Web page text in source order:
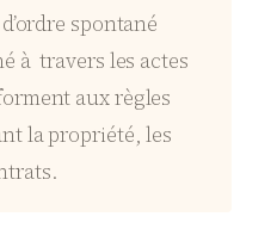
spontané
à travers les actes
aux règles
la propriété, les